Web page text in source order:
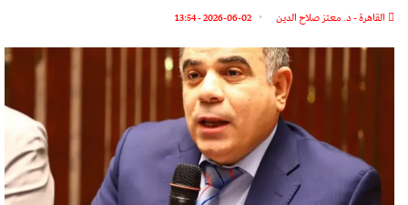
القاهرة - د. معتز صلاح الدين 2026-06-02 - 13:54